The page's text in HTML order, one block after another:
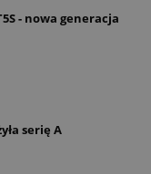
- nowa generacja
serię A